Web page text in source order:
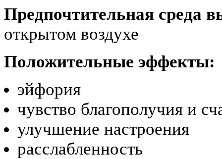
Предпочтительная среда
открытом воздухе
Положительные эффекты:
эйфория
чувство благополучия и
улучшение настроения
расслабленность